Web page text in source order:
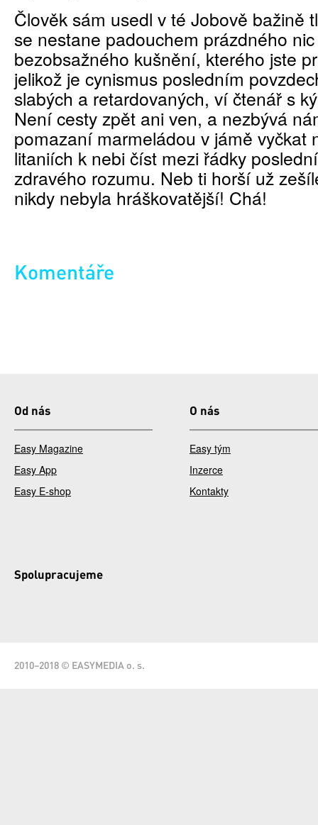
Člověk sám usedl v té Jobově bažině
se nestane padouchem prázdného
bezobsažného kušnění, kterého jste
jelikož je cynismus posledním
slabých a retardovaných, ví čtenář s
Není cesty zpět ani ven, a nezbývá
pomazaní marmeládou v jámě vyčkat
litaniích k nebi číst mezi řádky
zdravého rozumu. Neb ti horší už
nikdy nebyla hráškovatější! Chá!
Komentáře
Od nás
Easy Magazine
Easy App
Easy E-shop
O nás
Easy tým
Inzerce
Kontakty
Spolupracujeme
2010–2018 © EASYMEDIA o. s.